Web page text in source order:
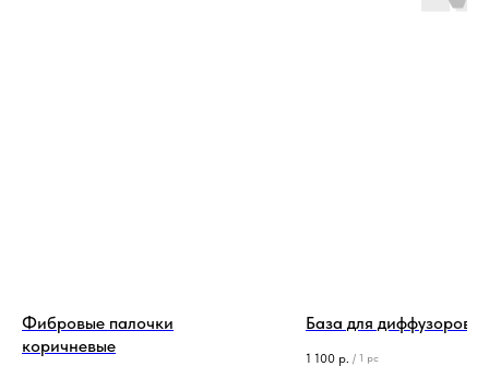
Фибровые палочки
коричневые
База для диффузоров
1 100 р. / 1 pc